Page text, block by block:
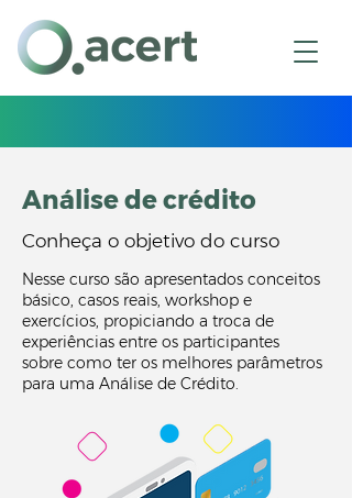
Análise de crédito
Conheça o objetivo do curso
Nesse curso são apresentados conceitos
básico, casos reais, workshop e
exercícios, propiciando a troca de
experiências entre os participantes
sobre como ter os melhores parâmetros
para uma Análise de Crédito.